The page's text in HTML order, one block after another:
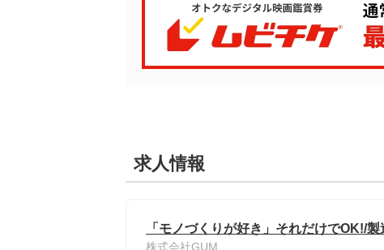
求人情報
「モノづくりが好き」それだけでOK!/
株式会社GUM